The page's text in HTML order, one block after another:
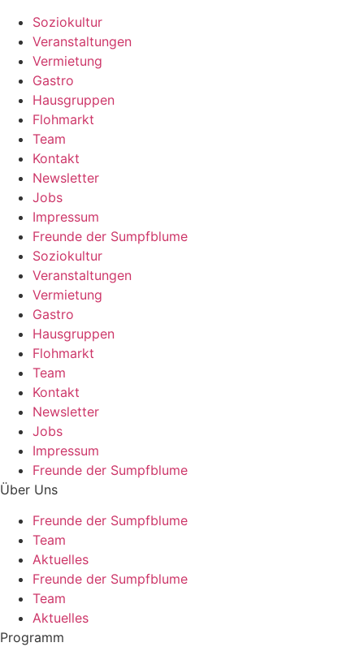
Soziokultur
Veranstaltungen
Vermietung
Gastro
Hausgruppen
Flohmarkt
Team
Kontakt
Newsletter
Jobs
Impressum
Freunde der Sumpfblume
Soziokultur
Veranstaltungen
Vermietung
Gastro
Hausgruppen
Flohmarkt
Team
Kontakt
Newsletter
Jobs
Impressum
Freunde der Sumpfblume
Über Uns
Freunde der Sumpfblume
Team
Aktuelles
Freunde der Sumpfblume
Team
Aktuelles
Programm